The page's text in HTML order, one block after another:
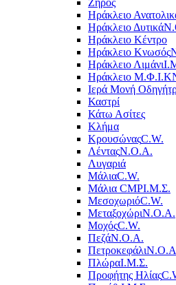
Ζήρος
Ηράκλειο
Ηράκλειο Δυτικά
Ηράκλειο Κέντρο
Ηράκλειο Κνωσός
Ηράκλειο Λιμάνι
Ηράκλειο Μ.Φ.Ι.Κ
Ιερά Μονή
Καστρί
Κάτω Ασίτες
Κλήμα
ΚρουσώναςC.W.
ΛένταςΝ.Ο.Α.
Λυγαριά
ΜάλιαC.W.
Μάλια CMPΙ.Μ.Σ.
ΜεσοχωριόC.W.
ΜεταξοχώριΝ.Ο.Α.
ΜοχόςC.W.
ΠεζάΝ.Ο.Α.
Πετροκεφάλι
ΠλώραΙ.Μ.Σ.
Προφήτης Ηλίας